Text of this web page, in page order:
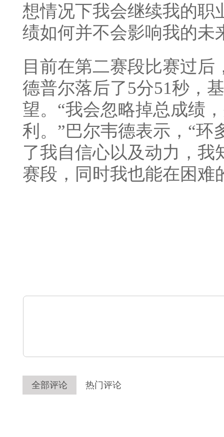
想情况下我会继续我的职
绩如何并不会影响我的未
目前在第二赛段比赛过
德普尔落后了5分51秒，
望。“我会忽略掉总成绩
利。”巴尔韦德表示，“环
了我自信心以及动力，
赛段，同时我也能在困难
全部评论 热门评论